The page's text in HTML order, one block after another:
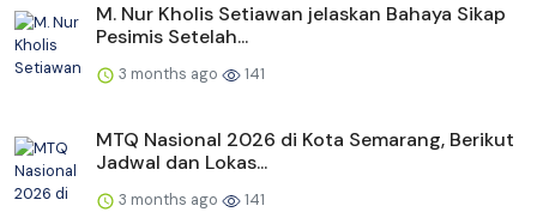
M. Nur Kholis Setiawan jelaskan Bahaya Sikap
Pesimis Setelah...
3 months ago 141
MTQ Nasional 2026 di Kota Semarang, Berikut
Jadwal dan Lokas...
3 months ago 141